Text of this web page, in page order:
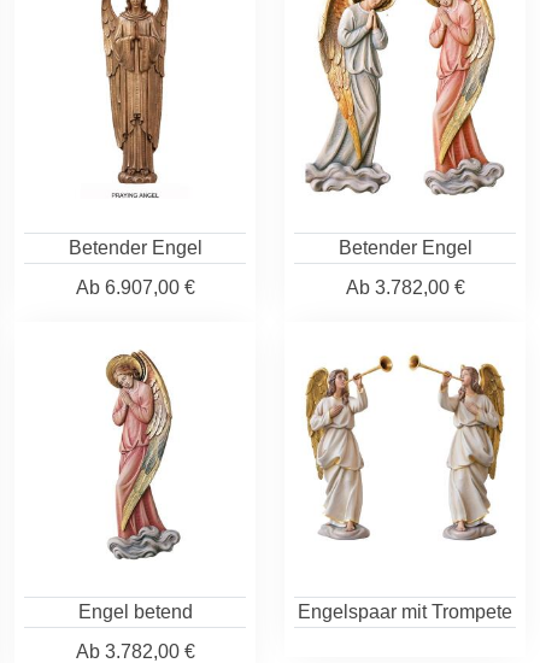
Betender Engel
Ab6.907,00 €
Betender Engel
Ab3.782,00 €
Engel betend
Ab3.782,00 €
Engelspaar mit Trompete